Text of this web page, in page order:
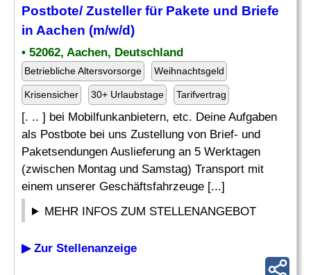
Postbote/ Zustellerfür Pakete und Briefe
in Aachen (m/w/d)
• 52062, Aachen, Deutschland
Betriebliche Altersvorsorge Weihnachtsgeld
Krisensicher 30+ Urlaubstage Tarifvertrag
[. .. ] bei Mobilfunkanbietern, etc. Deine Aufgaben
als Postbote bei uns Zustellung von Brief- und
Paketsendungen Auslieferung an 5 Werktagen
(zwischen Montag und Samstag) Transport mit
einem unserer Geschäftsfahrzeuge [...]
MEHR INFOS ZUM STELLENANGEBOT
▶ Zur Stellenanzeige